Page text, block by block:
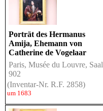
Porträt des Hermanus
Amija, Ehemann von
Catherine de Vogelaar
Paris, Musée du Louvre, Saal
902
(Inventar-Nr. R.F. 2858)
um 1683